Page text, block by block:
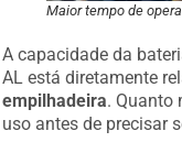
Maior tempo de
A capacidade da
AL está diretamente
empilhadeira. Quanto
uso antes de precisar